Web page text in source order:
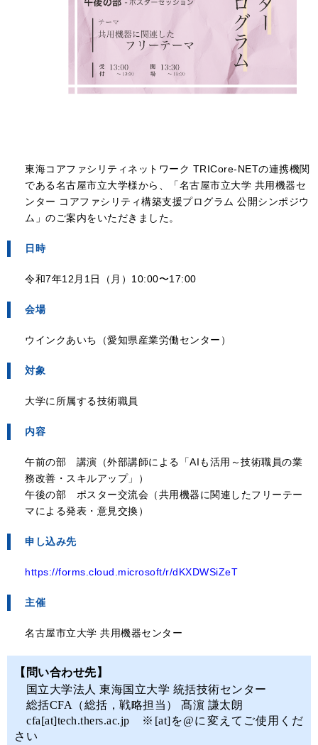
東海コアファシリティネットワーク TRICore-NETの連携機関
である名古屋市立大学様から、「名古屋市立大学 共用機器セ
ンター コアファシリティ構築支援プログラム 公開シンポジウ
ム」のご案内をいただきました。
日時
令和7年12月1日（月）10:00〜17:00
会場
ウインクあいち（愛知県産業労働センター）
対象
大学に所属する技術職員
内容
午前の部 講演（外部講師による「AIも活用～技術職員の業
務改善・スキルアップ」）
午後の部 ポスター交流会（共用機器に関連したフリーテー
マによる発表・意見交換）
申し込み先
https://forms.cloud.microsoft/r/dKXDWSiZeT
主催
名古屋市立大学 共用機器センター
【問い合わせ先】
国立大学法人 東海国立大学 統括技術センター
総括CFA（総括，戦略担当） 髙濵 謙太朗
cfa[at]tech.thers.ac.jp ※[at]を@に変えてご使用くだ
さい